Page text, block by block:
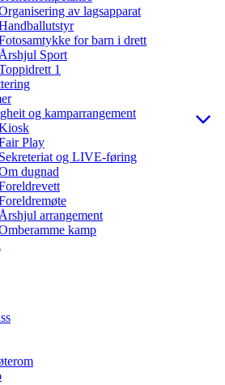
av lagsapparat
for barn i drett
Årshjul Sport
1
og kamparrangement
Play
Sekreteriat og LIVE-føring
dugnad
Årshjul arrangement
kamp